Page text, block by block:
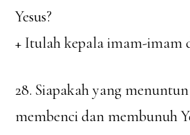
Yesus?
+ Itulah kepala imam-imam
28. Siapakah yang
membenci dan membunuh